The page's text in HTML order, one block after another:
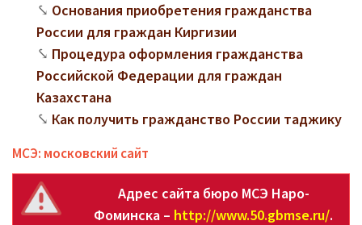
Основания приобретения гражданства
России для граждан Киргизии
Процедура оформления гражданства
Российской Федерации для граждан
Казахстана
Как получить гражданство России таджику
МСЭ: московский сайт
Адрес сайта бюро МСЭ Наро-
Фоминска – http://www.50.gbmse.ru/.